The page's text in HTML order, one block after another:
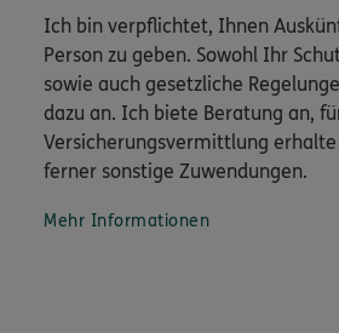
Ich bin verpflichtet, Ihnen
Person zu geben. Sowohl Ihr
sowie auch gesetzliche
dazu an. Ich biete Beratung an,
Versicherungsvermittlung erhalte
ferner sonstige Zuwendungen.
Mehr Informationen